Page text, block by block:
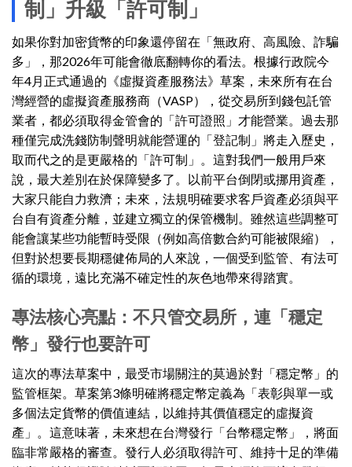
制」升級「許可制」
如果你對加密貨幣的印象還停留在「無政府、高風險、詐騙
多」，那2026年可能會徹底翻轉你的看法。根據行政院今
年4月正式通過的《虛擬資產服務法》草案，未來所有在台
灣經營的虛擬資產服務商（VASP），從交易所到錢包託管
業者，都必須取得金管會的「許可證照」才能營業。過去那
種僅完成洗錢防制聲明就能營運的「登記制」將走入歷史，
取而代之的是更嚴格的「許可制」。這對我們一般用戶來
說，最大差別在於保障變多了。以前平台倒閉或挪用資產，
大家只能自力救濟；未來，法規明確要求客戶資產必須與平
台自有資產分離，並建立獨立的保管機制。雖然這些調整可
能會讓某些功能暫時受限（例如高倍數合約可能被限縮），
但對於想要長期穩健佈局的人來說，一個受到監管、有法可
循的環境，遠比充滿不確定性的灰色地帶來得踏實。
專法核心亮點：不只管交易所，連「穩定
幣」發行也要許可
這次的專法草案中，最受市場關注的莫過於對「穩定幣」的
監管框架。草案第3條明確將穩定幣定義為「表彰與單一或
多個法定貨幣的價值連結，以維持其價值穩定的虛擬資
產」。這意味著，未來想在台灣發行「台幣穩定幣」，將面
臨非常嚴格的審查。發行人必須取得許可、維持十足的準備